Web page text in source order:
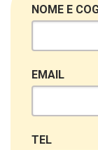
NOME E
EMAIL
TEL